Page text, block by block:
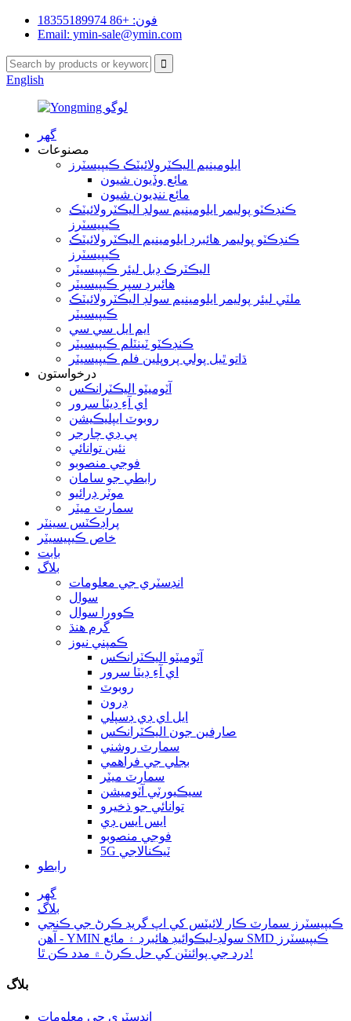
فون: +86 18355189974
Email: ymin-sale@ymin.com
English
گھر
مصنوعات
ايلومينيم اليڪٽرولائيٽڪ ڪيپيسٽرز
مائع وڏيون شيون
مائع ننڍيون شيون
ڪنڊڪٽو پوليمر ايلومينيم سولڊ اليڪٽرولائيٽڪ
ڪيپيسٽرز
ڪنڊڪٽو پوليمر هائبرڊ ايلومينيم اليڪٽرولائيٽڪ
ڪيپيسٽرز
اليڪٽرڪ ڊبل ليئر ڪيپيسيٽر
هائبرڊ سپر ڪيپيسيٽر
ملٽي ليئر پوليمر ايلومينيم سولڊ اليڪٽرولائيٽڪ
ڪيپيسيٽر
ايم ايل سي سي
ڪنڊڪٽو ٽينٽلم ڪيپيسيٽر
ڌاتو ٿيل پولي پروپلين فلم ڪيپيسيٽر
درخواستون
آٽوميٽو اليڪٽرانڪس
اي آءِ ڊيٽا سرور
روبوٽ ايپليڪيشن
پي ڊي چارجر
نئين توانائي
فوجي منصوبو
رابطي جو سامان
موٽر ڊرائيو
سمارٽ ميٽر
پراڊڪٽس سينٽر
خاص ڪيپيسيٽر
بابت
بلاگ
انڊسٽري جي معلومات
سوال
ڪوورا سوال
گرم هنڌ
ڪمپني نيوز
آٽوميٽو اليڪٽرانڪس
اي آءِ ڊيٽا سرور
روبوٽ
ڊرون
ايل اي ڊي ڊسپلي
صارفين جون اليڪٽرانڪس
سمارٽ روشني
بجلي جي فراهمي
سمارٽ ميٽر
سيڪيورٽي آٽوميشن
توانائي جو ذخيرو
ايس ايس ڊي
فوجي منصوبو
5G ٽيڪنالاجي
رابطو
گھر
بلاگ
ڪيپيسٽرز سمارٽ ڪار لائيٽس کي اپ گريڊ ڪرڻ جي ڪنجي
آهن - YMIN سولڊ-ليڪوائيڊ هائبرڊ ۽ مائع SMD ڪيپيسٽرز
درد جي پوائنٽن کي حل ڪرڻ ۾ مدد ڪن ٿا!
بلاگ
انڊسٽري جي معلومات